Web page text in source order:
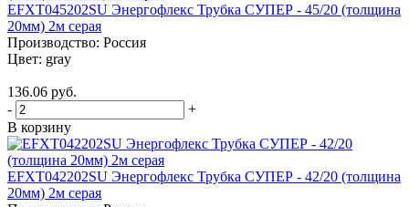
EFXT045202SU Энергофлекс Трубка СУПЕР - 45/20 (толщина
20мм) 2м серая
Производство: Россия
Цвет: gray
136.06 руб.
-
+
В корзину
EFXT042202SU Энергофлекс Трубка СУПЕР - 42/20 (толщина
20мм) 2м серая